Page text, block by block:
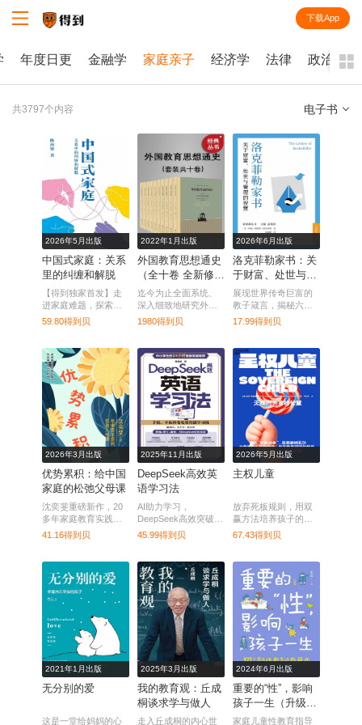
下载App
年度日更 金融学 家庭亲子 经济学 法律 政治学
共3797个内容 电子书
全部
课程
每天听本书
电子书
2026年5月出版
中国式家庭：关系
里的纠缠和解脱
【得到独家首发】走
进家庭难题，探索中
国式家庭的纠缠与出
59.80得到贝
2022年1月出版
外国教育思想通史
（全十卷 全新修订
版）
迄今为止全面系统、
深入细致地研究外国
教育思想发展历史的
巨型学术性专著。
1980得到贝
2026年6月出版
洛克菲勒家书：关
于财富、处世与管
理的智慧
展现世界传奇巨富的
教子箴言，揭秘六代
常青不衰的家族智
17.99得到贝
2026年3月出版
优势累积：给中国
家庭的松弛父母课
沈奕斐重磅新作，20
多年家庭教育实践与
方法总结，给中国家
41.16得到贝
2025年11月出版
DeepSeek高效英
语学习法
AI助力学习，
DeepSeek高效突破英
语难点，定制专属成
45.99得到贝
2026年5月出版
主权儿童
放弃死板规则，用双
赢方法培养孩子的自
我管理与独立性。
67.43得到贝
2021年1月出版
无分别的爱
这是一堂给妈妈的心
2025年3月出版
我的教育观：丘成
桐谈求学与做人
走入丘成桐的内心世
2024年6月出版
重要的“性”，影响
孩子一生（升级
版）
家庭儿童性教育指导